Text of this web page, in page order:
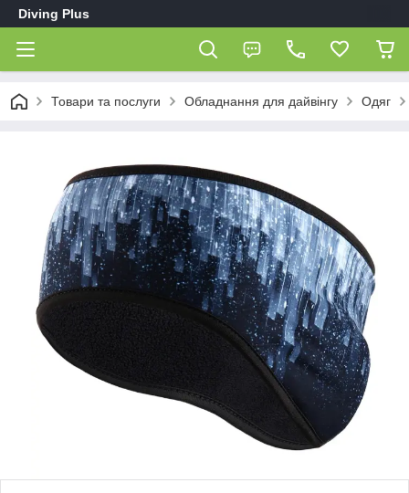
Diving Plus
Товари та послуги Обладнання для дайвінгу Одяг